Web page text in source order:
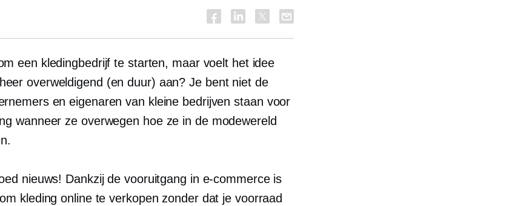
een ​​kledingbedrijf te starten, maar voelt het idee
overweldigend (en duur) aan? Je bent niet de
en eigenaren van kleine bedrijven staan ​​voor
wanneer ze overwegen hoe ze in de modewereld
nieuws! Dankzij de vooruitgang in e-commerce is
kleding online te verkopen zonder dat je voorraad